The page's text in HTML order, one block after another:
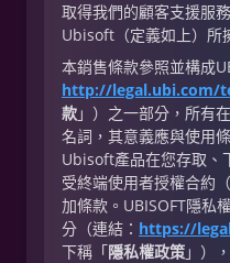
取得我們的顧客支援服
Ubisoft（定義如上）所
本銷售條款參照並構成
http://legal.ubi.com/
款 」）之一部分，所有
名詞，其意義應與使用
Ubisoft產品在您存取、
受終端使用者授權合約
加條款。UBISOFT隱私
分（連結： https://
下稱「隱私權政策 」）